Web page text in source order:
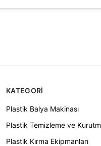
KATEGORI
Plastik Balya Makinası
Plastik Temizleme ve
Plastik Kırma Ekipmanları